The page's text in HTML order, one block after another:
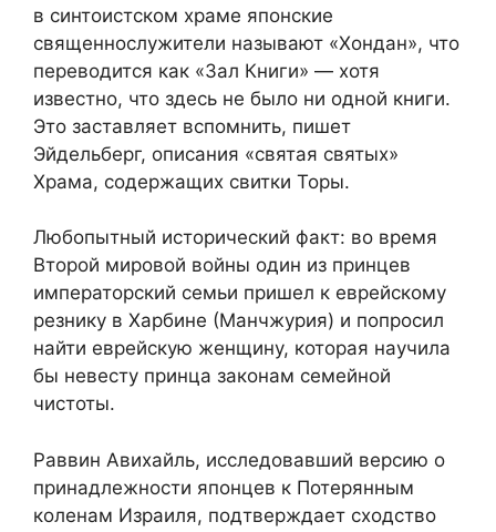
в синтоистском храме японские
священнослужители называют «Хондан», что
переводится как «Зал Книги» — хотя
известно, что здесь не было ни одной книги.
Это заставляет вспомнить, пишет
Эйдельберг, описания «святая святых»
Храма, содержащих свитки Торы.
Любопытный исторический факт: во время
Второй мировой войны один из принцев
императорский семьи пришел к еврейскому
резнику в Харбине (Манчжурия) и попросил
найти еврейскую женщину, которая научила
бы невесту принца законам семейной
чистоты.
Раввин Авихайль, исследовавший версию о
принадлежности японцев к Потерянным
коленам Израиля, подтверждает сходство